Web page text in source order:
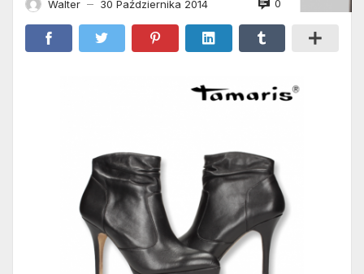
Walter — 30 Października 2014 0